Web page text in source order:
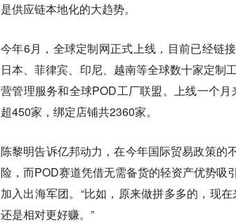
是供应链本地化的大趋势。
今年6月，全球定制网正式上线，目前已经链
日本、菲律宾、印尼、越南等全球数十家定制
营管理服务和全球POD工厂联盟。上线一个
超450家，绑定店铺共2360家。
陈黎明告诉亿邦动力，在今年国际贸易政策的
险，而POD赛道凭借无需备货的轻资产优势
加入出海军团。“比如，原来做拼多多的，现
还是相对更好赚。”